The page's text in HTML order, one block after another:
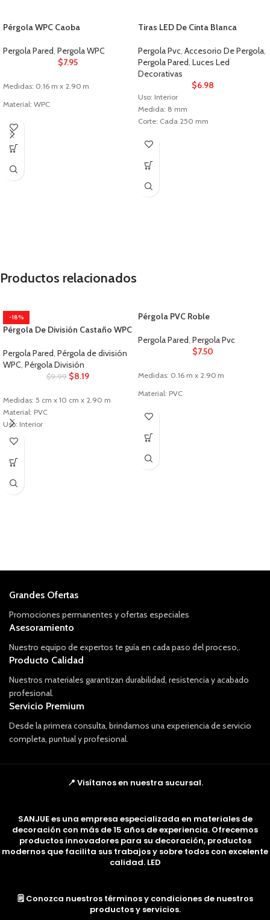
Pérgola WPC Caoba
Pergola Pared, Pergola WPC
$7.95
Medidas: 0.16 m x 2.90 m
Material: WPC
Uso: Interior
Tiras LED De Cinta Blanca
Pergola Pvc, Accesorio De Pergola,
Pergola Pared, Luces Led
Decorativas
$6.98
Uso: Interior
Medida: 8 mm
Corte: Cada 250 mm
Productos relacionados
-18%
Pérgola De División Castaño WPC
Pergola Pared, Pérgola de división
WPC, Pérgola División
$9.99 $8.19
Medidas: 5 cm x 10 cm x 2.90 m
Material: PVC
Uso: Interior
Pérgola PVC Roble
Pergola Pared, Pergola Pvc
$7.50
Medidas: 0.16 m x 2.90 m
Material: PVC
Uso: Interior
Grandes Ofertas
Promociones permanentes y ofertas especiales
Asesoramiento
Nuestro equipo de expertos te guía en cada paso del proceso,.
Producto Calidad
Nuestros materiales garantizan durabilidad, resistencia y acabado
profesional.
Servicio Premium
Desde la primera consulta, brindamos una experiencia de servicio
completa, puntual y profesional.
📍 Visítanos en nuestra sucursal.
SANJUE es una empresa especializada en materiales de
decoración con más de 15 años de experiencia. Ofrecemos
productos innovadores para su decoración, productos
modernos que facilita sus trabajos y sobre todos con excelente
calidad. LED
🗒️ Conozca nuestros términos y condiciones de nuestros
productos y servicios.